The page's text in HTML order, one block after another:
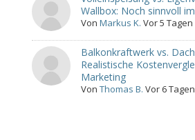
Wallbox: Noch sinnvoll
VonMarkus K. Vor 5 Tagen
Balkonkraftwerk vs.
Realistische
Marketing
VonThomas B. Vor 6 Tagen